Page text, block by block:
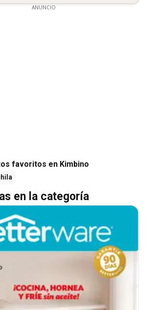
ANUNCIO
favoritos en Kimbino
en la categoría